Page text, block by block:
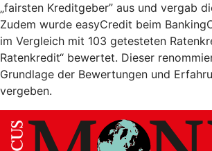
„fairsten Kreditgeber” aus und vergab
Zudem wurde easyCredit beim
im Vergleich mit 103 getesteten
Ratenkredit“ bewertet. Dieser
Grundlage der Bewertungen und
vergeben.